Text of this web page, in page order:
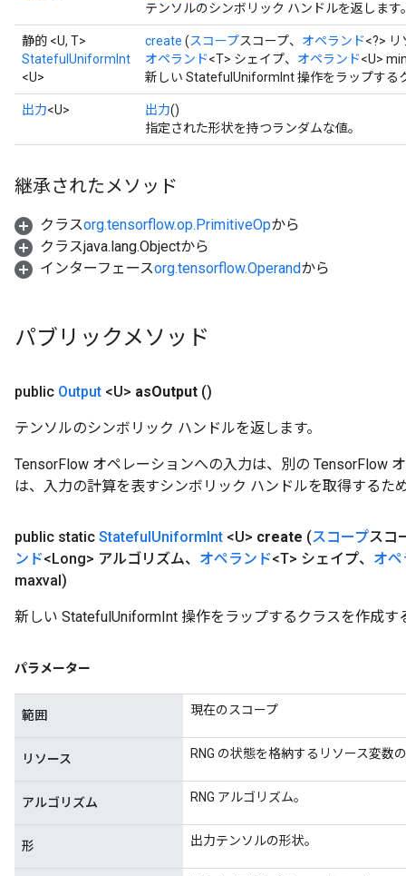
テンソルのシンボリック ハンドルを返します
静的 <U, T>
StatefulUniformInt
<U>
create (スコープスコープ、 オペランド<?> リ
オペランド<T> シェイプ、 オペランド<U>
新しい StatefulUniformInt 操作をラップする
出力<U> 出力()
指定された形状を持つランダムな値。
継承されたメソッド
クラスorg.tensorflow.op.PrimitiveOpから
クラスjava.lang.Objectから
インターフェースorg.tensorflow.Operandから
パブリックメソッド
public Output <U> asOutput ()
テンソルのシンボリック ハンドルを返します。
TensorFlow オペレーションへの入力は、別の TensorFlow
は、入力の計算を表すシンボリック ハンドルを取得するた
public static StatefulUniformInt <U> create (スコープスコ
ンド<Long> アルゴリズム、 オペランド<T> シェイプ、 オ
maxval)
新しい StatefulUniformInt 操作をラップするクラスを作成す
パラメーター
範囲 現在のスコープ
リソース RNG の状態を格納するリソース変数
アルゴリズム RNG アルゴリズム。
形 出力テンソルの形状。